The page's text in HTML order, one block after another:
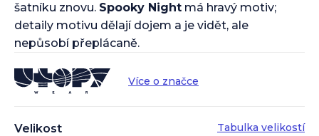
Velikost Tabulka velikostí
šatníku znovu. Spooky Night má hravý motiv;
detaily motivu dělají dojem a je vidět, ale
nepůsobí přeplácaně.
Více o značce